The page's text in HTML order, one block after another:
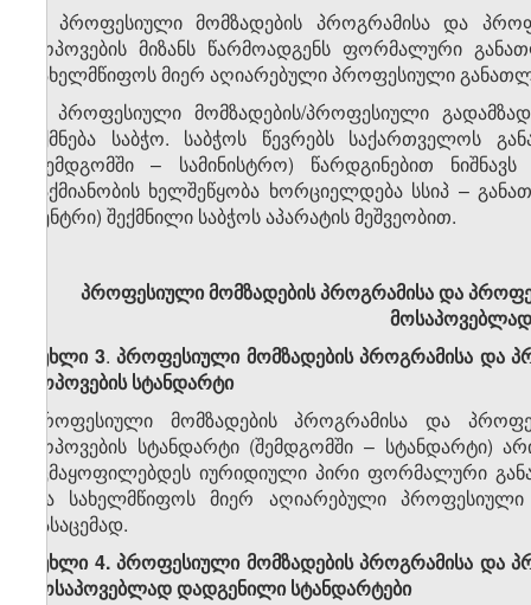
1. პროფესიული მომზადების პროგრამისა და
მოპოვების მიზანს წარმოადგენს ფორმალური
სახელმწიფოს მიერ აღიარებული პროფესიული
2. პროფესიული მომზადების/პროფესიული
იქმნება საბჭო. საბჭოს წევრებს საქართველოს
(შემდგომში – სამინისტრო) წარდგინებით
საქმიანობის ხელშეწყობა ხორციელდება სსიპ –
ცენტრი) შექმნილი საბჭოს აპარატის მეშვეობით.
პროფესიული მომზადების პროგრამისა და
მუხლი 3. პროფესიული მომზადების პროგრამისა და
მოპოვების სტანდარტი
პროფესიული მომზადების პროგრამისა და
მოპოვების სტანდარტი (შემდგომში – სტანდარტი)
აკმაყოფილებდეს იურიდიული პირი ფორმალური
და სახელმწიფოს მიერ აღიარებული
გასაცემად.
მუხლი 4. პროფესიული მომზადების პროგრამისა და
მოსაპოვებლად დადგენილი სტანდარტები